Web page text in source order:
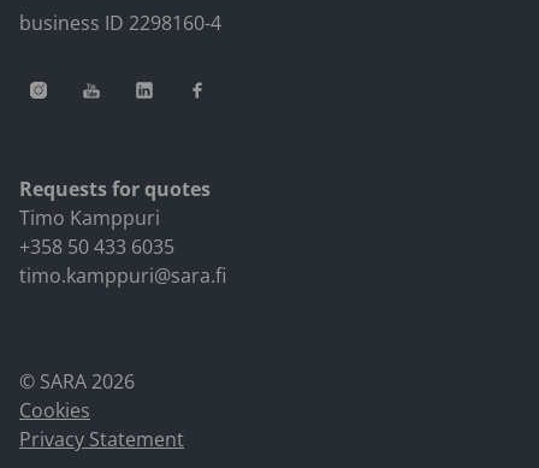
business ID 2298160-4
Requests for quotes
Timo Kamppuri
+358 50 433 6035
timo.kamppuri@sara.fi
© SARA 2026
Cookies
Privacy Statement